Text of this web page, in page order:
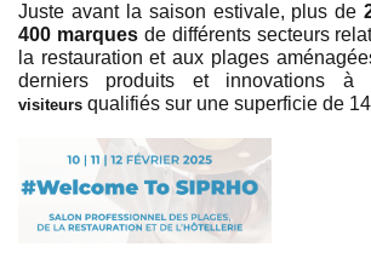
Juste avant la saison estivale, plus de
400 marquesde différents secteurs
la restauration et aux plages
derniers produits et innovations
visiteurs qualifiés sur une superficie de